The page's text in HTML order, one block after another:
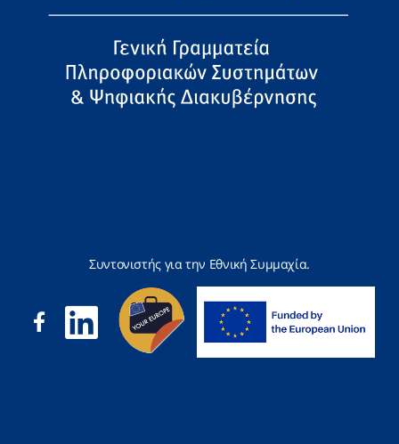
Συντονιστής για την Εθνική Συμμαχία.